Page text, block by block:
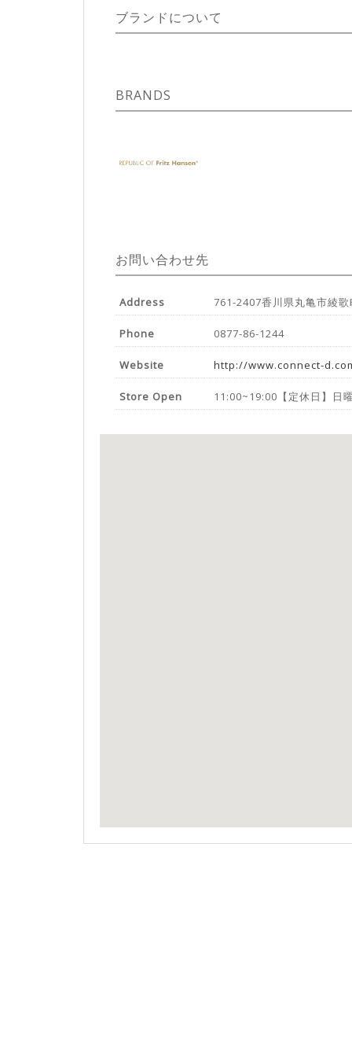
ブランドについて
BRANDS
お問い合わせ先
Address 761-2407香川県丸亀市綾歌
Phone 0877-86-1244
Website http://www.connect-
Store Open 11:00~19:00【定休日】日